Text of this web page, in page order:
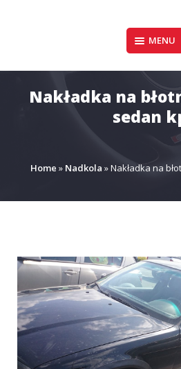
MENU
Nakładka na
sedan
Home » Nadkola »Nakładka na